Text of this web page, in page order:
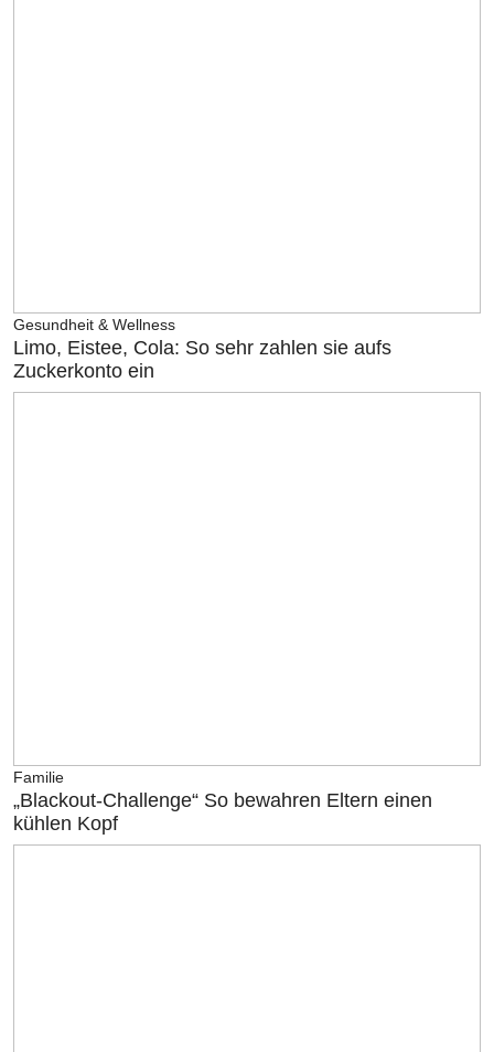
Gesundheit & Wellness
Limo, Eistee, Cola: So sehr zahlen sie aufs
Zuckerkonto ein
Familie
„Blackout-Challenge“ So bewahren Eltern einen
kühlen Kopf